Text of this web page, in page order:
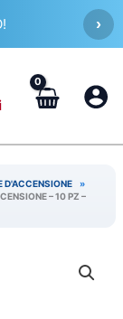
›
D'ACCENSIONE
»
– 10 PZ –